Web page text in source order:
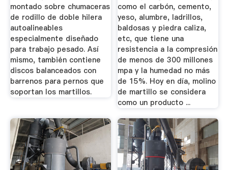
montado sobre chumaceras
de rodillo de doble hilera
autoalineables
especialmente diseñado
para trabajo pesado. Así
mismo, también contiene
discos balanceados con
barrenos para pernos que
soportan los martillos.
como el carbón, cemento,
yeso, alumbre, ladrillos,
baldosas y piedra caliza,
etc, que tiene una
resistencia a la compresión
de menos de 300 millones
mpa y la humedad no más
de 15%. Hoy en día, molino
de martillo se considera
como un producto ...